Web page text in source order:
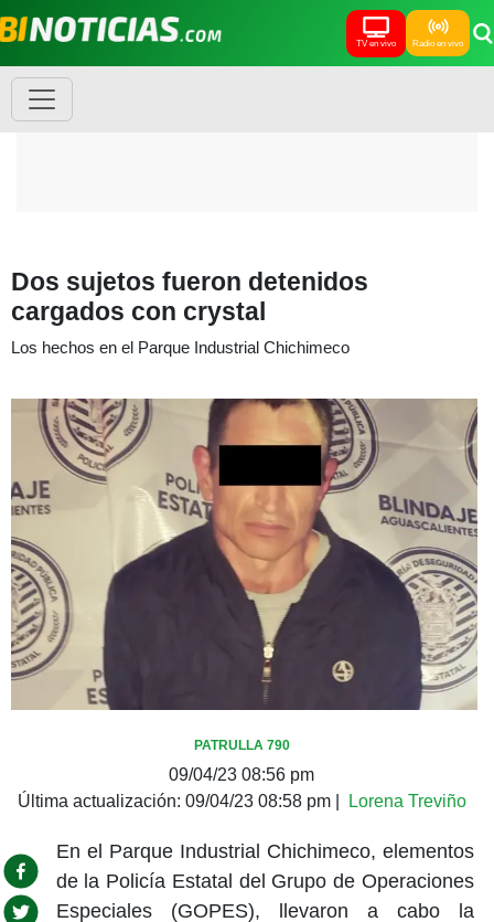
TV en vivo Radio en vivo
Dos sujetos fueron detenidos
cargados con crystal
Los hechos en el Parque Industrial Chichimeco
PATRULLA 790
09/04/23 08:56 pm
Última actualización: 09/04/23 08:58 pm| Lorena Treviño
En el Parque Industrial Chichimeco, elementos
de la Policía Estatal del Grupo de Operaciones
Especiales (GOPES), llevaron a cabo la